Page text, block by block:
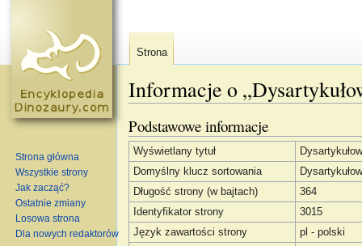
Informacje o
Podstawowe informacje
Wyświetlany tytuł
Domyślny klucz sortowania
Długość strony (w bajtach)
364
Identyfikator strony
3015
Język zawartości strony
pl - polski
Strona
Strona główna
Wszystkie strony
Jak zacząć?
Ostatnie zmiany
Losowa strona
Dla nowych redaktorów